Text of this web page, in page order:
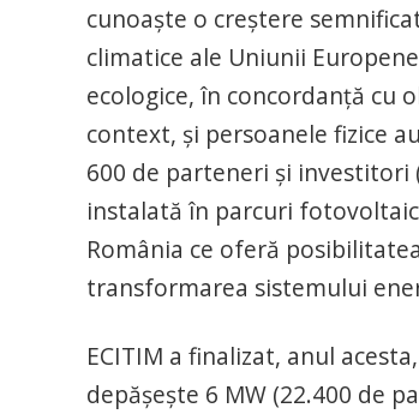
cunoaşte o creştere
climatice ale Uniunii
ecologice, în concordanţă cu
context, şi persoanele fizice
600 de parteneri şi investitori
instalată în parcuri
România ce oferă
transformarea sistemului
ECITIM a finalizat, anul
depăşeşte 6 MW (22.400 de